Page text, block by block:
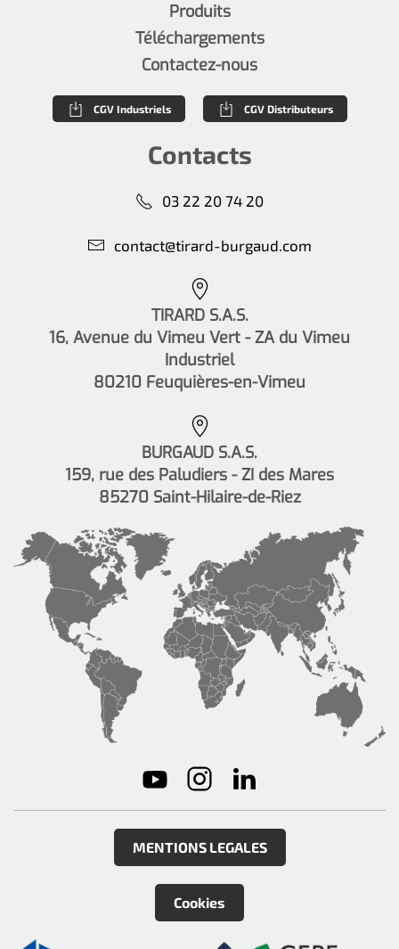
Produits
Téléchargements
Contactez-nous
CGV Industriels CGV Distributeurs
Contacts
03 22 20 74 20
contact@tirard-burgaud.com
TIRARD S.A.S.
16, Avenue du Vimeu Vert - ZA du Vimeu
Industriel
80210 Feuquières-en-Vimeu
BURGAUD S.A.S.
159, rue des Paludiers - ZI des Mares
85270 Saint-Hilaire-de-Riez
MENTIONS LEGALES
Cookies